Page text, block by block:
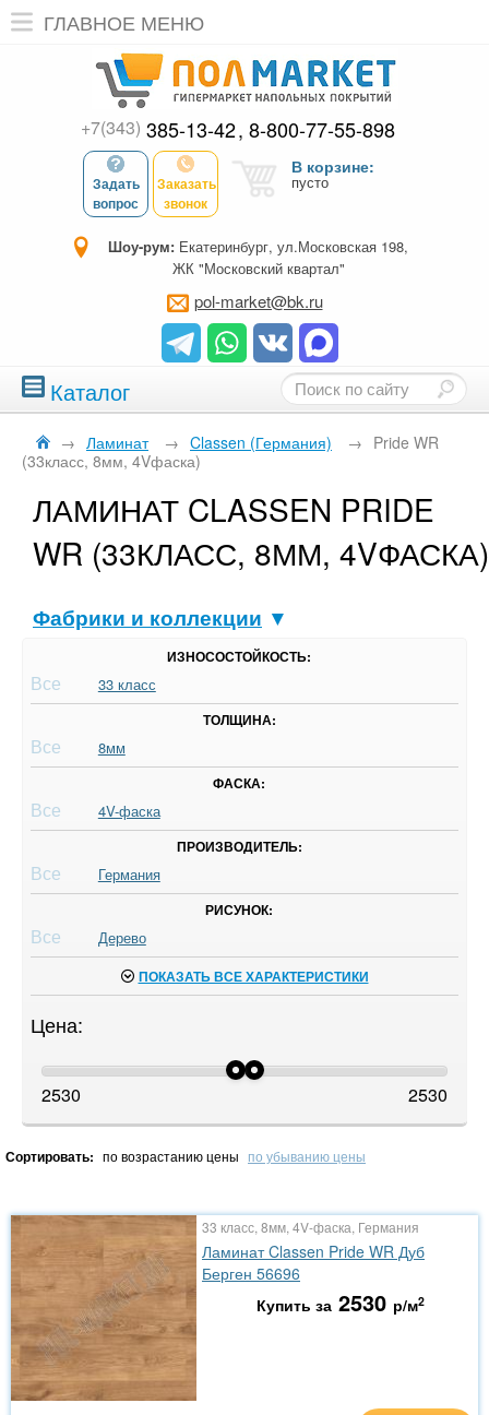
ГЛАВНОЕ МЕНЮ
+7(343) 385-13-42 8-800-77-55-898
Задать
вопрос
Заказать
звонок
В корзине:
пусто
Шоу-рум: Екатеринбург, ул.Московская 198,
ЖК "Московский квартал"
pol-market@bk.ru
Каталог
→ Ламинат → Classen (Германия) → Pride WR
(33класс, 8мм, 4Vфаска)
ЛАМИНАТ CLASSEN PRIDE
WR (33КЛАСС, 8ММ, 4VФАСКА)
Фабрики и коллекции ▼
ИЗНОСОСТОЙКОСТЬ:
Все 33 класс
ТОЛЩИНА:
Все 8мм
ФАСКА:
Все 4V-фаска
ПРОИЗВОДИТЕЛЬ:
Все Германия
РИСУНОК:
Все Дерево
ПОКАЗАТЬ ВСЕ ХАРАКТЕРИСТИКИ
Цена:
2530 2530
Сортировать: по возрастанию цены по убыванию цены
33 класс, 8мм, 4V-фаска, Германия
Ламинат Classen Pride WR Дуб
Берген 56696
Купить за 2530 р/м2